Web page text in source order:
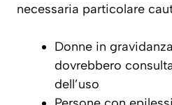
necessaria particolare
Donne in
dovrebbero
dell’uso